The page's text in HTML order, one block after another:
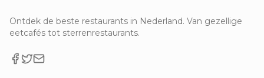
Ontdek de beste restaurants in Nederland. Van gezellige
eetcafés tot sterrenrestaurants.